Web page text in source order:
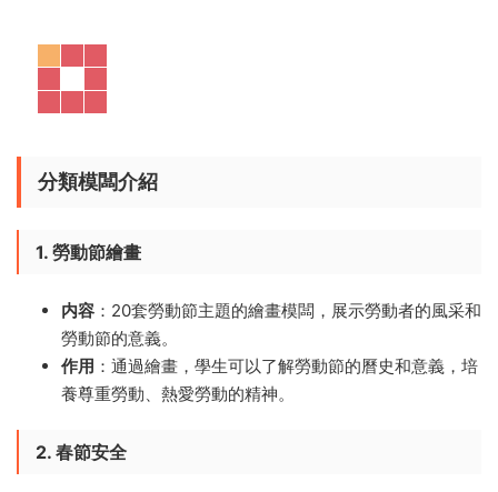
分類模闆介紹
1. 勞動節繪畫
内容 ：20套勞動節主題的繪畫模闆，展示勞動者的風采和
勞動節的意義。
作用 ：通過繪畫，學生可以了解勞動節的曆史和意義，培
養尊重勞動、熱愛勞動的精神。
2. 春節安全